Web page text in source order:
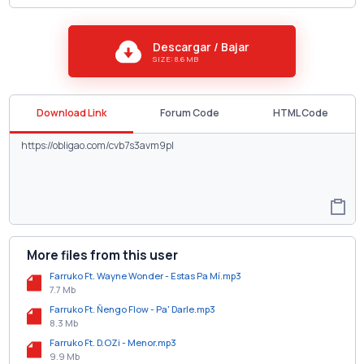
Descargar / Bajar
SIZE: 8.6 MB
Download Link Forum Code HTML Code
More files from this user
Farruko Ft. Wayne Wonder - Estas Pa Mí.mp3
7.7 Mb
Farruko Ft. Ñengo Flow - Pa' Darle.mp3
8.3 Mb
Farruko Ft. D.OZi - Menor.mp3
9.9 Mb